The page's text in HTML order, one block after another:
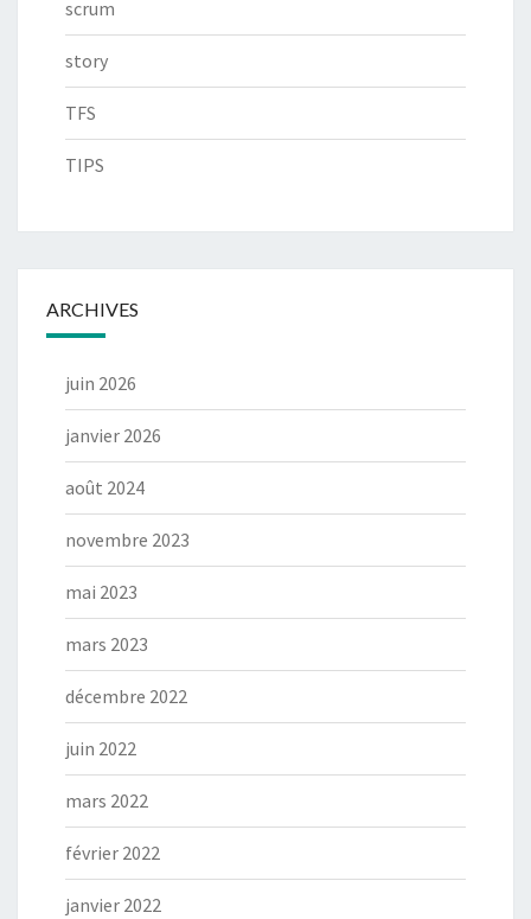
scrum
story
TFS
TIPS
ARCHIVES
juin 2026
janvier 2026
août 2024
novembre 2023
mai 2023
mars 2023
décembre 2022
juin 2022
mars 2022
février 2022
janvier 2022